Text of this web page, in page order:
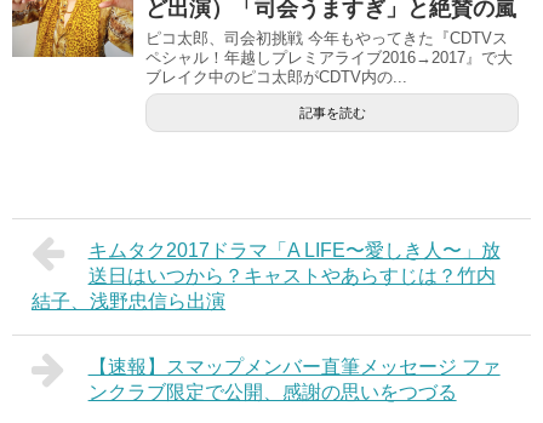
ど出演）「司会うますぎ」と絶賛の嵐
ピコ太郎、司会初挑戦 今年もやってきた『CDTVス
ペシャル！年越しプレミアライブ2016→2017』で大
ブレイク中のピコ太郎がCDTV内の...
記事を読む
キムタク2017ドラマ「A LIFE〜愛しき人〜」放
送日はいつから？キャストやあらすじは？竹内
結子、浅野忠信ら出演
【速報】スマップメンバー直筆メッセージ ファ
ンクラブ限定で公開、感謝の思いをつづる